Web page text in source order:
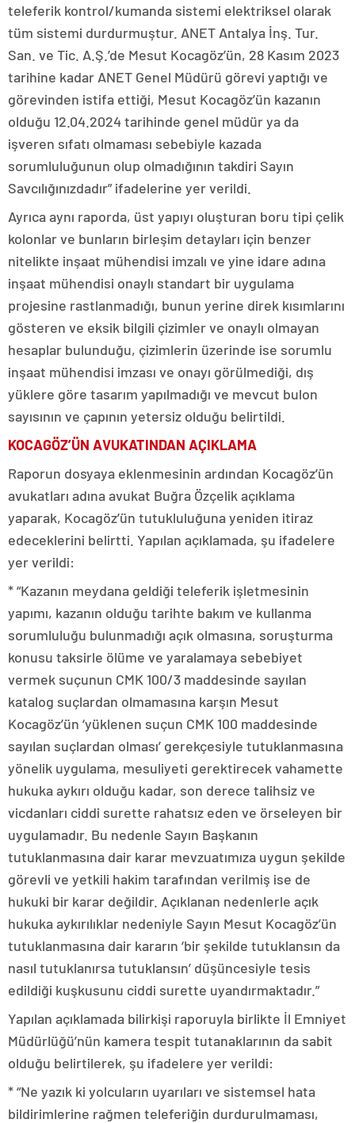
teleferik kontrol/kumanda sistemi elektriksel olarak
tüm sistemi durdurmuştur. ANET Antalya İnş. Tur.
San. ve Tic. A.Ş.’de Mesut Kocagöz’ün, 28 Kasım 2023
tarihine kadar ANET Genel Müdürü görevi yaptığı ve
görevinden istifa ettiği, Mesut Kocagöz’ün kazanın
olduğu 12.04.2024 tarihinde genel müdür ya da
işveren sıfatı olmaması sebebiyle kazada
sorumluluğunun olup olmadığının takdiri Sayın
Savcılığınızdadır” ifadelerine yer verildi.
Ayrıca aynı raporda, üst yapıyı oluşturan boru tipi çelik
kolonlar ve bunların birleşim detayları için benzer
nitelikte inşaat mühendisi imzalı ve yine idare adına
inşaat mühendisi onaylı standart bir uygulama
projesine rastlanmadığı, bunun yerine direk kısımlarını
gösteren ve eksik bilgili çizimler ve onaylı olmayan
hesaplar bulunduğu, çizimlerin üzerinde ise sorumlu
inşaat mühendisi imzası ve onayı görülmediği, dış
yüklere göre tasarım yapılmadığı ve mevcut bulon
sayısının ve çapının yetersiz olduğu belirtildi.
KOCAGÖZ’ÜN AVUKATINDAN AÇIKLAMA
Raporun dosyaya eklenmesinin ardından Kocagöz’ün
avukatları adına avukat Buğra Özçelik açıklama
yaparak, Kocagöz’ün tutukluluğuna yeniden itiraz
edeceklerini belirtti. Yapılan açıklamada, şu ifadelere
yer verildi:
* “Kazanın meydana geldiği teleferik işletmesinin
yapımı, kazanın olduğu tarihte bakım ve kullanma
sorumluluğu bulunmadığı açık olmasına, soruşturma
konusu taksirle ölüme ve yaralamaya sebebiyet
vermek suçunun CMK 100/3 maddesinde sayılan
katalog suçlardan olmamasına karşın Mesut
Kocagöz’ün ‘yüklenen suçun CMK 100 maddesinde
sayılan suçlardan olması’ gerekçesiyle tutuklanmasına
yönelik uygulama, mesuliyeti gerektirecek vahamette
hukuka aykırı olduğu kadar, son derece talihsiz ve
vicdanları ciddi surette rahatsız eden ve örseleyen bir
uygulamadır. Bu nedenle Sayın Başkanın
tutuklanmasına dair karar mevzuatımıza uygun şekilde
görevli ve yetkili hakim tarafından verilmiş ise de
hukuki bir karar değildir. Açıklanan nedenlerle açık
hukuka aykırılıklar nedeniyle Sayın Mesut Kocagöz’ün
tutuklanmasına dair kararın ‘bir şekilde tutuklansın da
nasıl tutuklanırsa tutuklansın’ düşüncesiyle tesis
edildiği kuşkusunu ciddi surette uyandırmaktadır.”
Yapılan açıklamada bilirkişi raporuyla birlikte İl Emniyet
Müdürlüğü’nün kamera tespit tutanaklarının da sabit
olduğu belirtilerek, şu ifadelere yer verildi:
* “Ne yazık ki yolcuların uyarıları ve sistemsel hata
bildirimlerine rağmen teleferiğin durdurulmaması,